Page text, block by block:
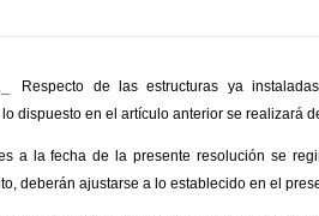
Respecto de las estructuras ya
dispuesto en el artículo anterior se realizará
a la fecha de la presente resolución se
deberán ajustarse a lo establecido en el